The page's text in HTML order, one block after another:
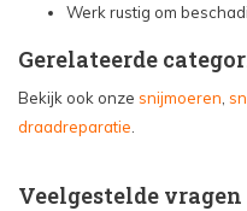
Werk rustig om
Gerelateerde
Bekijk ook onze snijmoeren
draadreparatie
Veelgestelde